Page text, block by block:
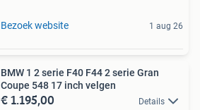
Bezoek website 1 aug 26
BMW 1 2 serie F40 F44 2 serie Gran
Coupe 548 17 inch velgen
€ 1.195,00 Details